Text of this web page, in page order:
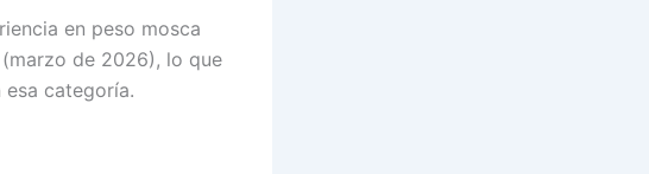
en peso mosca
de 2026), lo que
categoría.